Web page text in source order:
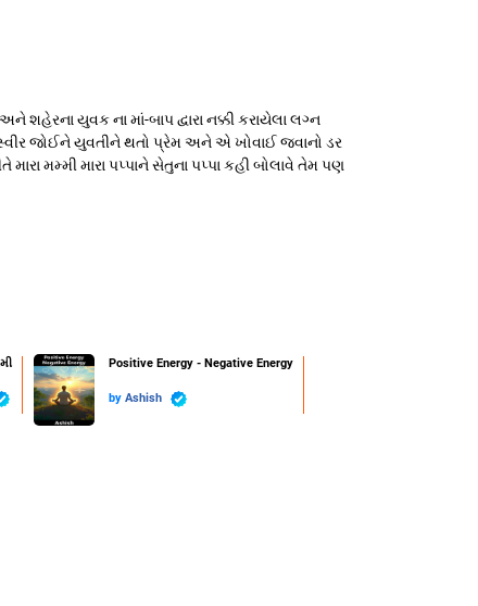
યુવક ના માં-બાપ દ્વારા નક્કી કરાયેલા લગ્ન
જોઈને યુવતીને થતો પ્રેમ અને એ ખોવાઈ જવાનો ડર
મમ્મી મારા પપ્પાને સેતુના પપ્પા કહી બોલાવે તેમ પણ
Positive Energy - Negative Energy
by Ashish